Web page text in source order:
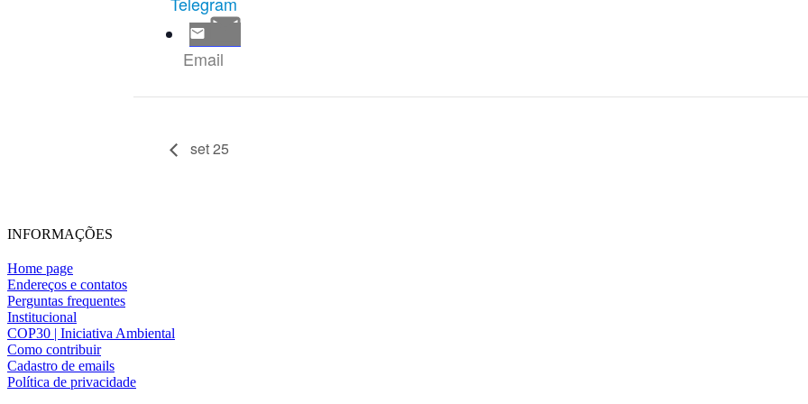
Email
set 25
INFORMAÇÕES
Home page
Endereços e contatos
Perguntas frequentes
Institucional
COP30 | Iniciativa Ambiental
Como contribuir
Cadastro de emails
Política de privacidade